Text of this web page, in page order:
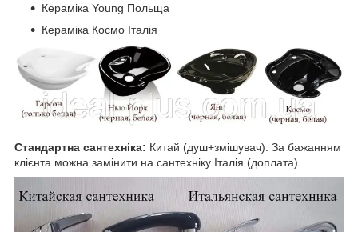
Кераміка Young Польща
Кераміка Космо Італія
Стандартна сантехніка: Китай (душ+змішувач). За бажанням
клієнта можна замінити на сантехніку Італія (доплата).